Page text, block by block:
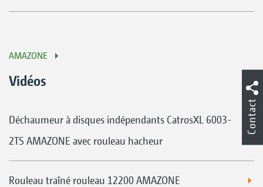
AMAZONE
Vidéos
Déchaumeur à disques indépendants CatrosXL 6003-
2TS AMAZONE avec rouleau hacheur
Rouleau traîné rouleau 12200 AMAZONE
Contact